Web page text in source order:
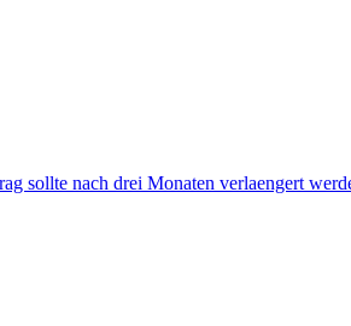
sollte nach drei Monaten verlaengert